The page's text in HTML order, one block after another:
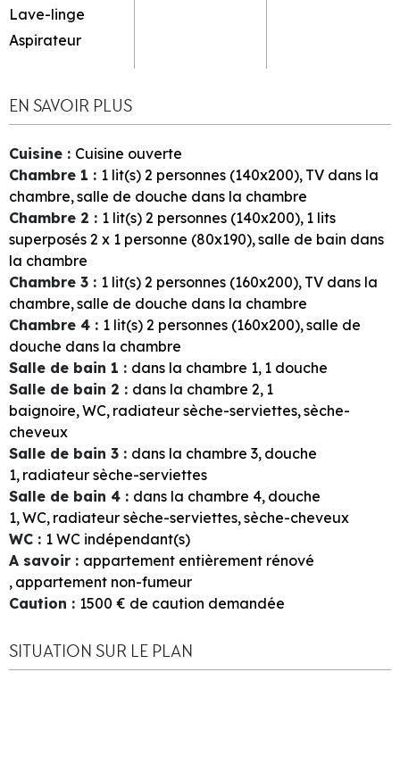
Lave-linge
Aspirateur
EN SAVOIR PLUS
Cuisine : Cuisine ouverte
Chambre 1 : 1 lit(s) 2 personnes (140x200) TV dans la
chambre salle de douche dans la chambre
Chambre 2 : 1 lit(s) 2 personnes (140x200) 1 lits
superposés 2 x 1 personne (80x190) salle de bain dans
la chambre
Chambre 3 : 1 lit(s) 2 personnes (160x200) TV dans la
chambre salle de douche dans la chambre
Chambre 4 : 1 lit(s) 2 personnes (160x200) salle de
douche dans la chambre
Salle de bain 1 : dans la chambre 1 1 douche
Salle de bain 2 : dans la chambre 2 1
baignoire WC radiateur sèche-serviettes sèche-
cheveux
Salle de bain 3 : dans la chambre 3 douche
1 radiateur sèche-serviettes
Salle de bain 4 : dans la chambre 4 douche
1 WC radiateur sèche-serviettes sèche-cheveux
WC : 1 WC indépendant(s)
A savoir : appartement entièrement rénové
appartement non-fumeur
Caution : 1500 € de caution demandée
SITUATION SUR LE PLAN